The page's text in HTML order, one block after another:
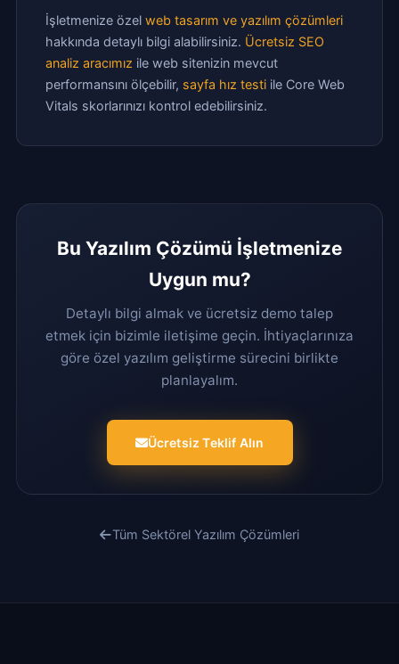
İşletmenize özel web tasarım ve yazılım çözümleri
hakkında detaylı bilgi alabilirsiniz. Ücretsiz SEO
analiz aracımız ile web sitenizin mevcut
performansını ölçebilir, sayfa hız testi ile Core Web
Vitals skorlarınızı kontrol edebilirsiniz.
Bu Yazılım Çözümü İşletmenize
Uygun mu?
Detaylı bilgi almak ve ücretsiz demo talep
etmek için bizimle iletişime geçin. İhtiyaçlarınıza
göre özel yazılım geliştirme sürecini birlikte
planlayalım.
Ücretsiz Teklif Alın
Tüm Sektörel Yazılım Çözümleri